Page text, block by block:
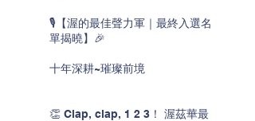
🎙️【渥的最佳聲力軍｜最終入選名
單揭曉】🎉
十年深耕~璀璨前境
👏 Clap, clap, 1 2 3！ 渥茲華最